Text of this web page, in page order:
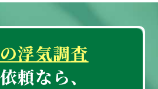
浮気調査
頼なら、